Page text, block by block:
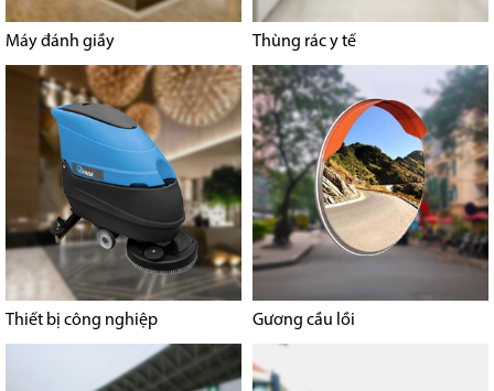
Máy đánh giầy Thùng rác y tế
Thiết bị công nghiệp Gương cầu lồi